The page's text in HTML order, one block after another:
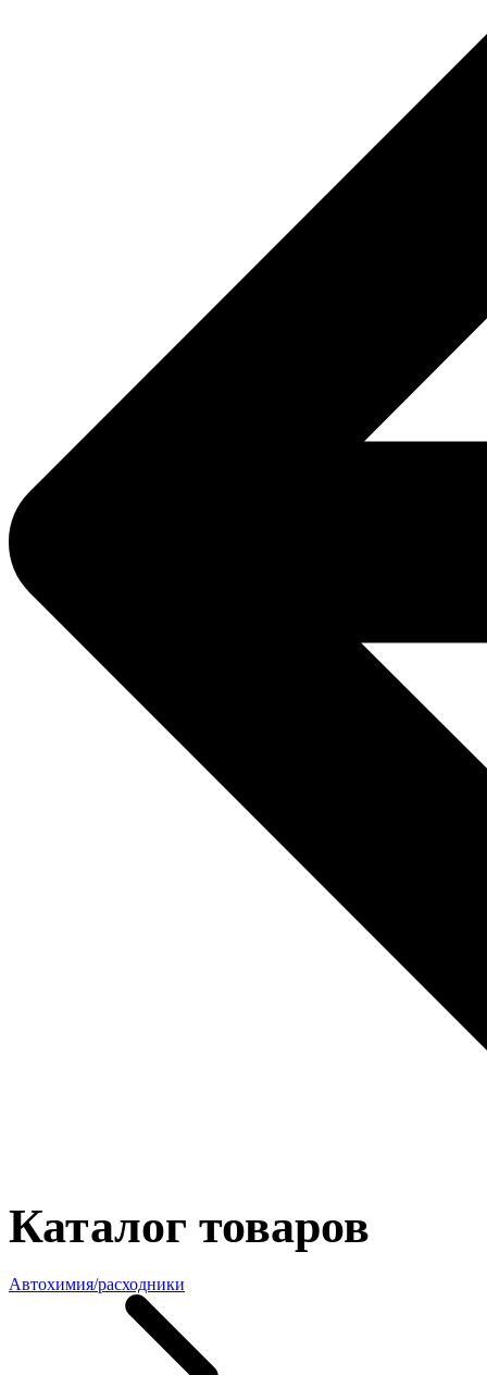
Каталог товаров
Автохимия/расходники